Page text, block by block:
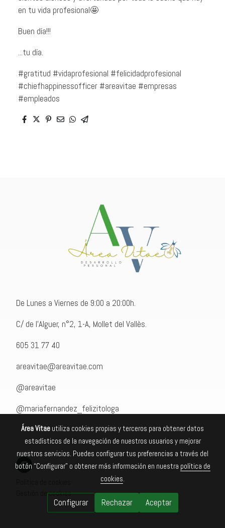
en tu vida profesional🤩
Buen día!!!
...tu día.
#gratitud #vidaprofesional #felicidadprofesional
#chiefhappinessofficer #areavitae #empresas
#empleados
De Lunes a Viernes de 9:00 a 20:00h.
C/ de l'Alguer, n°2, 1-A, Mollet del Vallès.
605 31 77 40
areavitae@areavitae.com
@areavitae
@mariafernandez_felizitologa
Gestión de cookies
Área Vitae utiliza cookies propias y terceros para obtener datos
estadísticos de la navegación de nuestros usuarios y mejorar
nuestros servicios. Puedes configurar tus preferencias a través del
botón “Configurar” o obtener más información en nuestra política de
cookies.
Configurar Rechazar Aceptar